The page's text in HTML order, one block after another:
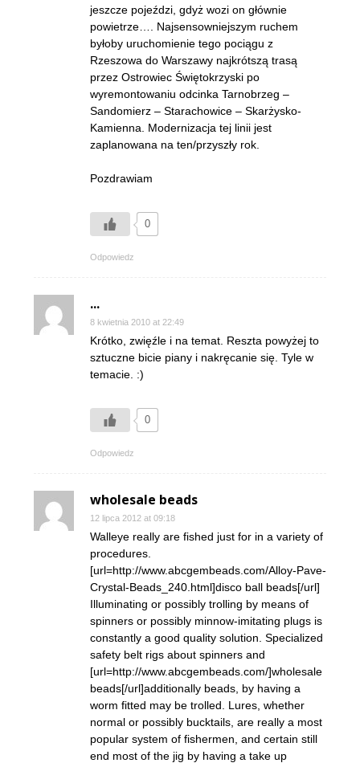
jeszcze pojeździ, gdyż wozi on głównie
powietrze…. Najsensowniejszym ruchem
byłoby uruchomienie tego pociągu z
Rzeszowa do Warszawy najkrótszą trasą
przez Ostrowiec Świętokrzyski po
wyremontowaniu odcinka Tarnobrzeg –
Sandomierz – Starachowice – Skarżysko-
Kamienna. Modernizacja tej linii jest
zaplanowana na ten/przyszły rok.
Pozdrawiam
0
Odpowiedz
...
8 kwietnia 2010 at 22:49
Krótko, zwięźle i na temat. Reszta powyżej to
sztuczne bicie piany i nakręcanie się. Tyle w
temacie. :)
0
Odpowiedz
wholesale beads
12 lipca 2012 at 09:18
Walleye really are fished just for in a variety of
procedures.
[url=http://www.abcgembeads.com/Alloy-Pave-
Crystal-Beads_240.html]disco ball beads[/url]
Illuminating or possibly trolling by means of
spinners or possibly minnow-imitating plugs is
constantly a good quality solution. Specialized
safety belt rigs about spinners and
[url=http://www.abcgembeads.com/]wholesale
beads[/url]additionally beads, by having a
worm fitted may be trolled. Lures, whether
normal or possibly bucktails, are really a most
popular system of fishermen, and certain still
end most of the jig by having a take up